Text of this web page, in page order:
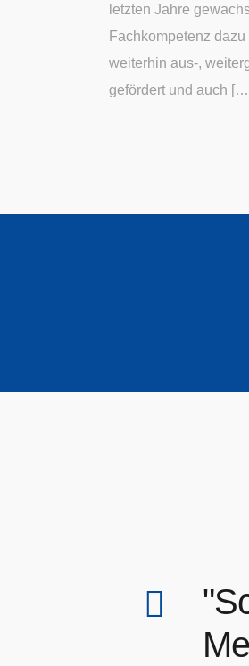
letzten Jahre
Fachkompetenz
weiterhin aus-,
gefördert und auch